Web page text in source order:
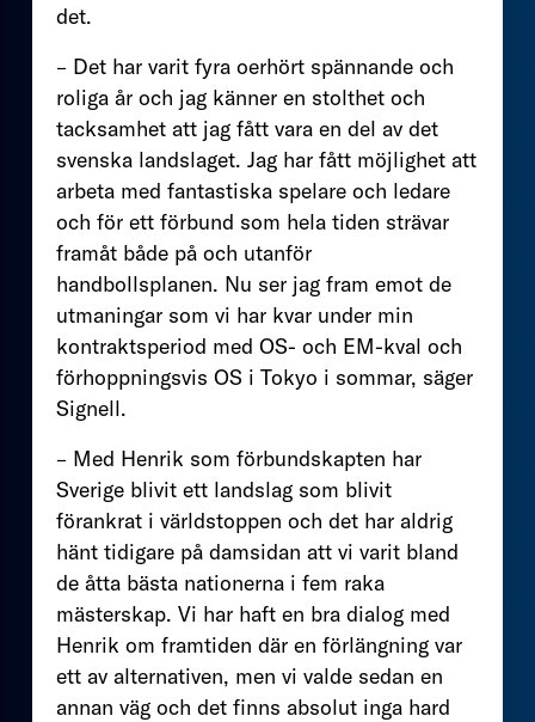
det.
– Det har varit fyra oerhört spännande och
roliga år och jag känner en stolthet och
tacksamhet att jag fått vara en del av det
svenska landslaget. Jag har fått möjlighet att
arbeta med fantastiska spelare och ledare
och för ett förbund som hela tiden strävar
framåt både på och utanför
handbollsplanen. Nu ser jag fram emot de
utmaningar som vi har kvar under min
kontraktsperiod med OS- och EM-kval och
förhoppningsvis OS i Tokyo i sommar, säger
Signell.
– Med Henrik som förbundskapten har
Sverige blivit ett landslag som blivit
förankrat i världstoppen och det har aldrig
hänt tidigare på damsidan att vi varit bland
de åtta bästa nationerna i fem raka
mästerskap. Vi har haft en bra dialog med
Henrik om framtiden där en förlängning var
ett av alternativen, men vi valde sedan en
annan väg och det finns absolut inga hard